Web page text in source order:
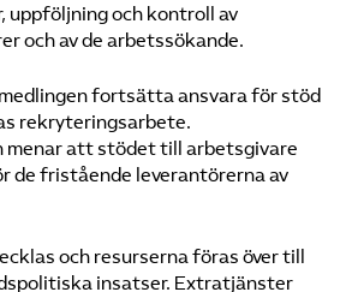
uppföljning och kontroll av
och av de arbetssökande.
fortsätta ansvara för stöd
rekryteringsarbete.
menar att stödet till arbetsgivare
de fristående leverantörerna av
och resurserna föras över till
insatser. Extratjänster